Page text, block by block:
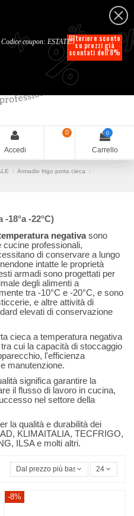
Italiano
Accedi
0 0
Carrello
Armadio frigo porta cieca
18°a -22°C)
negativasono
cucine professionali,
di conservare a lungo
intatte le proprietà
armadi sono progettati per
degli alimenti a
tra -10°C e -20°C, e sono
e altre attività di
elevati di conservazione
cieca a temperatura negativa
cui la capacità di stoccaggio
l'efficienza
manutenzione.
significa garantire la
il flusso di lavoro in cucina,
nel settore della
la qualità e durabilità dei
KLIMAITALIA, TECFRIGO,
ILSA e molti altri.
Dal prezzo più basso 24
-8%
%
%
% Ulteriore sconto
su prezzi già
scontati dell'8%
Codice coupon: ESTATE5